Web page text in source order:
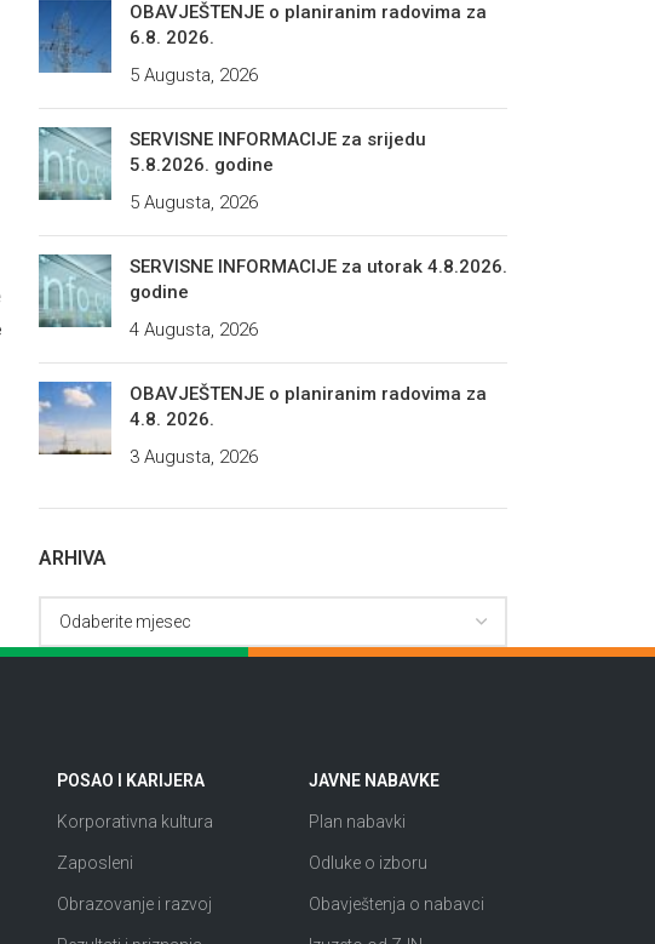
OBAVJEŠTENJE o planiranim radovima za
6.8. 2026.
5 Augusta, 2026
SERVISNE INFORMACIJE za srijedu
5.8.2026. godine
5 Augusta, 2026
SERVISNE INFORMACIJE za utorak 4.8.2026.
godine
4 Augusta, 2026
OBAVJEŠTENJE o planiranim radovima za
4.8. 2026.
3 Augusta, 2026
ARHIVA
POSAO I KARIJERA
Korporativna kultura
Zaposleni
Obrazovanje i razvoj
JAVNE NABAVKE
Plan nabavki
Odluke o izboru
Obavještenja o nabavci